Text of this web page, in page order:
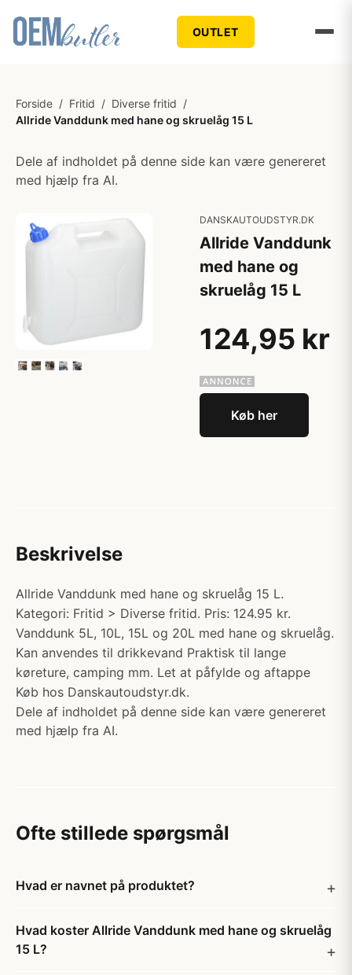
OUTLET
Forside / Fritid / Diverse fritid /
Allride Vanddunk med hane og skruelåg 15 L
Dele af indholdet på denne side kan være genereret
med hjælp fra AI.
DANSKAUTOUDSTYR.DK
Allride Vanddunk
med hane og
skruelåg 15 L
124,95 kr
Køb her
Beskrivelse
Allride Vanddunk med hane og skruelåg 15 L.
Kategori: Fritid > Diverse fritid. Pris: 124.95 kr.
Vanddunk 5L, 10L, 15L og 20L med hane og skruelåg.
Kan anvendes til drikkevand Praktisk til lange
køreture, camping mm. Let at påfylde og aftappe
Køb hos Danskautoudstyr.dk.
Dele af indholdet på denne side kan være genereret
med hjælp fra AI.
Ofte stillede spørgsmål
Hvad er navnet på produktet?
Hvad koster Allride Vanddunk med hane og skruelåg
15 L?